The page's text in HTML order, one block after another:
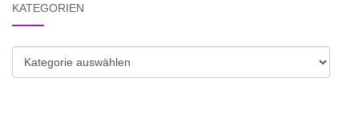
KATEGORIEN
Kategorien